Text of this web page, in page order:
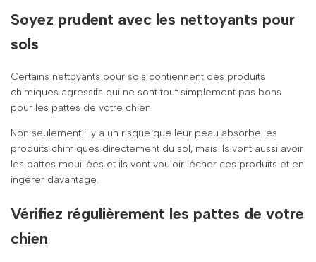
Soyez prudent avec les nettoyants pour
sols
Certains nettoyants pour sols contiennent des produits
chimiques agressifs qui ne sont tout simplement pas bons
pour les pattes de votre chien.
Non seulement il y a un risque que leur peau absorbe les
produits chimiques directement du sol, mais ils vont aussi avoir
les pattes mouillées et ils vont vouloir lécher ces produits et en
ingérer davantage.
Vérifiez régulièrement les pattes de votre
chien